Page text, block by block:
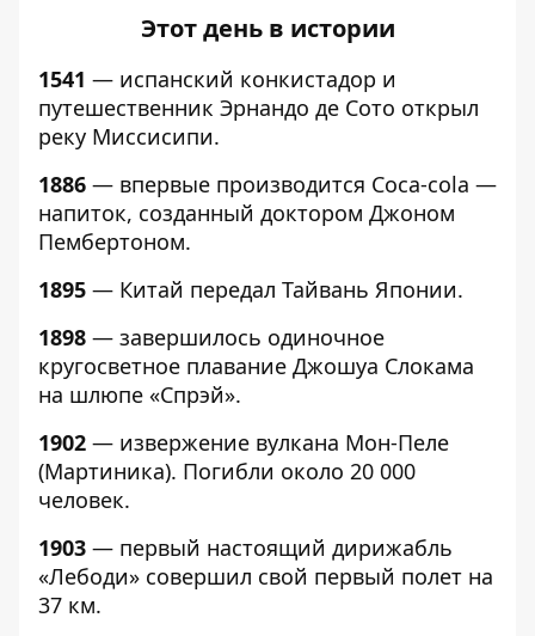
Этот день в истории
1541 — испанский конкистадор и
путешественник Эрнандо де Сото открыл
реку Миссисипи.
1886 — впервые производится Coca-cola —
напиток, созданный доктором Джоном
Пембертоном.
1895 — Китай передал Тайвань Японии.
1898 — завершилось одиночное
кругосветное плавание Джошуа Слокама
на шлюпе «Спрэй».
1902 — извержение вулкана Мон-Пеле
(Мартиника). Погибли около 20 000
человек.
1903 — первый настоящий дирижабль
«Лебоди» совершил свой первый полет на
37 км.